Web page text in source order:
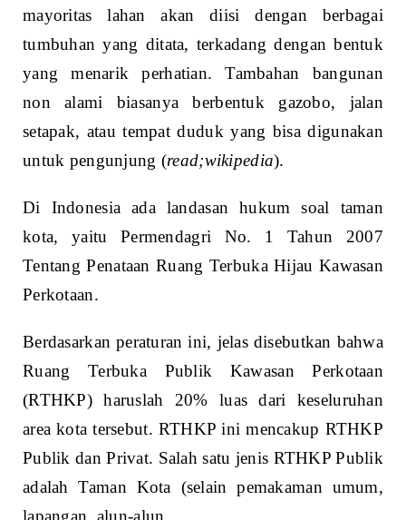
mayoritas lahan akan diisi dengan berbagai
tumbuhan yang ditata, terkadang dengan bentuk
yang menarik perhatian. Tambahan bangunan
non alami biasanya berbentuk gazobo, jalan
setapak, atau tempat duduk yang bisa digunakan
untuk pengunjung (read;wikipedia).
Di Indonesia ada landasan hukum soal taman
kota, yaitu Permendagri No. 1 Tahun 2007
Tentang Penataan Ruang Terbuka Hijau Kawasan
Perkotaan.
Berdasarkan peraturan ini, jelas disebutkan bahwa
Ruang Terbuka Publik Kawasan Perkotaan
(RTHKP) haruslah 20% luas dari keseluruhan
area kota tersebut. RTHKP ini mencakup RTHKP
Publik dan Privat. Salah satu jenis RTHKP Publik
adalah Taman Kota (selain pemakaman umum,